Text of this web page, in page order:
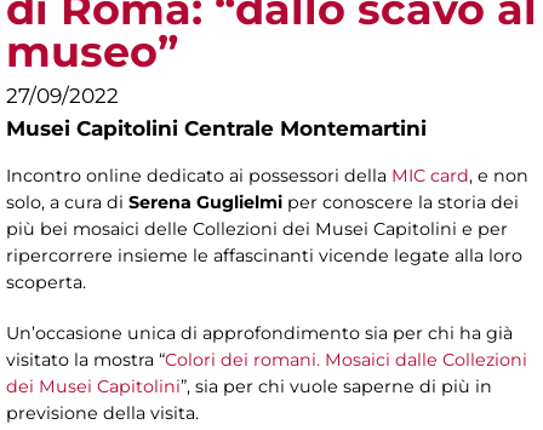
museo”
27/09/2022
Musei Capitolini Centrale Montemartini
Incontro online dedicato ai possessori della MIC card, e non
solo, a cura di Serena Guglielmi per conoscere la storia dei
più bei mosaici delle Collezioni dei Musei Capitolini e per
ripercorrere insieme le affascinanti vicende legate alla loro
scoperta.
Un’occasione unica di approfondimento sia per chi ha già
visitato la mostra “Colori dei romani. Mosaici dalle Collezioni
dei Musei Capitolini”, sia per chi vuole saperne di più in
previsione della visita.